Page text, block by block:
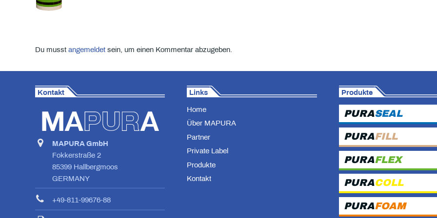
Du musst angemeldet sein, um einen Kommentar abzugeben.
Kontakt
MAPURA GmbH
Fokkerstraße 2
85399 Hallbergmoos
GERMANY
+49-811-99676-88
Links
Home
Über MAPURA
Partner
Private Label
Produkte
Kontakt
Produkte
PURASEAL
PURAFILL
PURAFLEX
PURACOLL
PURAFOAM